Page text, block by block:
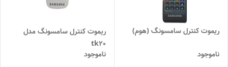
ریموت کنترل سامسونگ (هوم)
ناموجود
ریموت کنترل سامسونگ مدل
tk20
ناموجود